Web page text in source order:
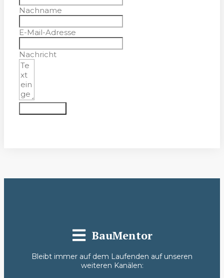
Nachname
E-Mail-Adresse
Nachricht
BauMentor
Bleibt immer auf dem Laufenden auf unseren
weiteren Kanälen: